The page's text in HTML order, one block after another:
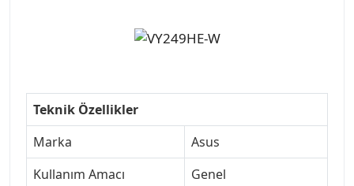
Teknik Özellikler
Marka
Asus
Kullanım Amacı
Genel